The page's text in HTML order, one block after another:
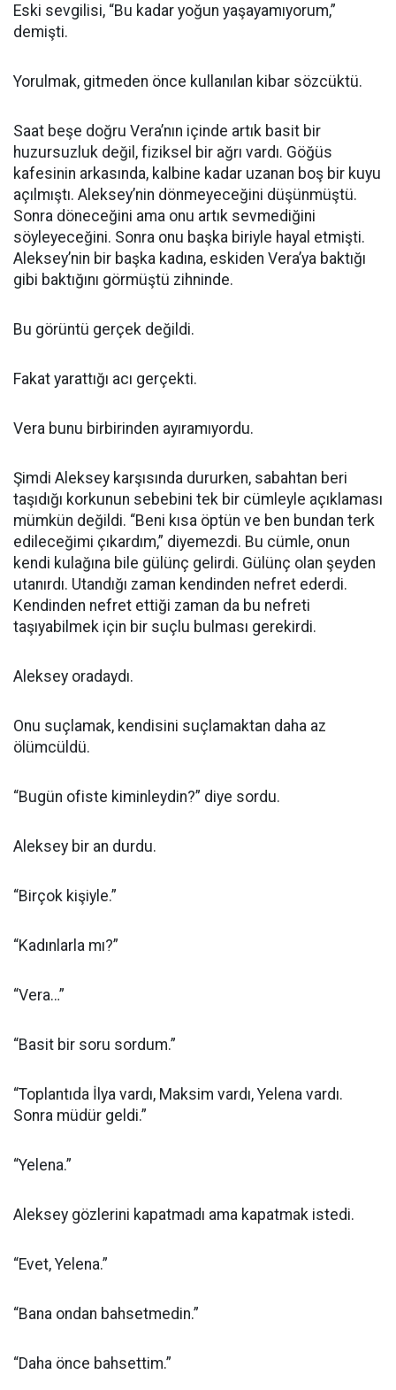
Eski sevgilisi, “Bu kadar yoğun yaşayamıyorum,”
demişti.
Yorulmak, gitmeden önce kullanılan kibar sözcüktü.
Saat beşe doğru Vera’nın içinde artık basit bir
huzursuzluk değil, fiziksel bir ağrı vardı. Göğüs
kafesinin arkasında, kalbine kadar uzanan boş bir kuyu
açılmıştı. Aleksey’nin dönmeyeceğini düşünmüştü.
Sonra döneceğini ama onu artık sevmediğini
söyleyeceğini. Sonra onu başka biriyle hayal etmişti.
Aleksey’nin bir başka kadına, eskiden Vera’ya baktığı
gibi baktığını görmüştü zihninde.
Bu görüntü gerçek değildi.
Fakat yarattığı acı gerçekti.
Vera bunu birbirinden ayıramıyordu.
Şimdi Aleksey karşısında dururken, sabahtan beri
taşıdığı korkunun sebebini tek bir cümleyle açıklaması
mümkün değildi. “Beni kısa öptün ve ben bundan terk
edileceğimi çıkardım,” diyemezdi. Bu cümle, onun
kendi kulağına bile gülünç gelirdi. Gülünç olan şeyden
utanırdı. Utandığı zaman kendinden nefret ederdi.
Kendinden nefret ettiği zaman da bu nefreti
taşıyabilmek için bir suçlu bulması gerekirdi.
Aleksey oradaydı.
Onu suçlamak, kendisini suçlamaktan daha az
ölümcüldü.
“Bugün ofiste kiminleydin?” diye sordu.
Aleksey bir an durdu.
“Birçok kişiyle.”
“Kadınlarla mı?”
“Vera…”
“Basit bir soru sordum.”
“Toplantıda İlya vardı, Maksim vardı, Yelena vardı.
Sonra müdür geldi.”
“Yelena.”
Aleksey gözlerini kapatmadı ama kapatmak istedi.
“Evet, Yelena.”
“Bana ondan bahsetmedin.”
“Daha önce bahsettim.”